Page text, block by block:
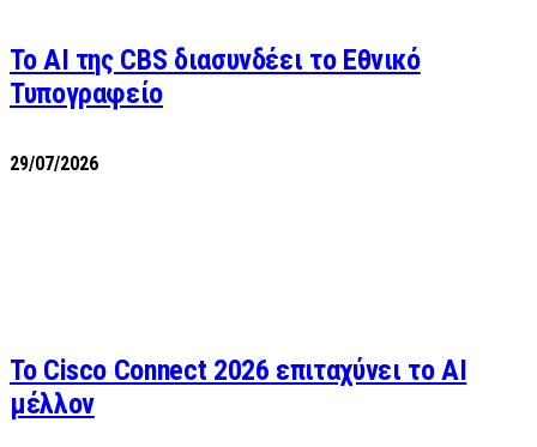
Το AI της CBS διασυνδέει το Εθνικό
Τυπογραφείο
29/07/2026
Το Cisco Connect 2026 επιταχύνει το AI
μέλλον